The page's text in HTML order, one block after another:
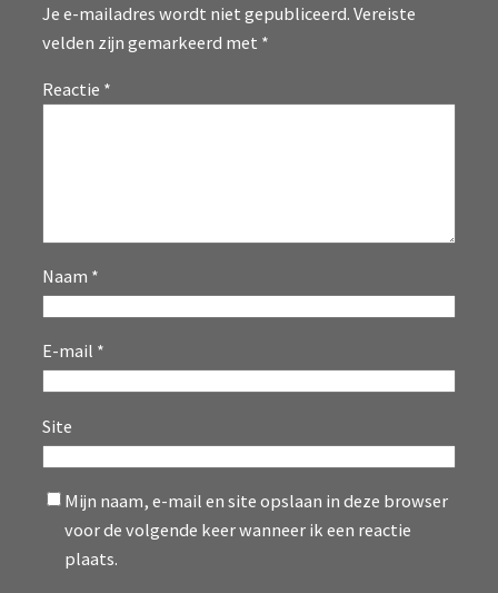
Je e-mailadres wordt niet gepubliceerd. Vereiste
velden zijn gemarkeerd met *
Reactie *
Naam *
E-mail *
Site
Mijn naam, e-mail en site opslaan in deze browser
voor de volgende keer wanneer ik een reactie
plaats.